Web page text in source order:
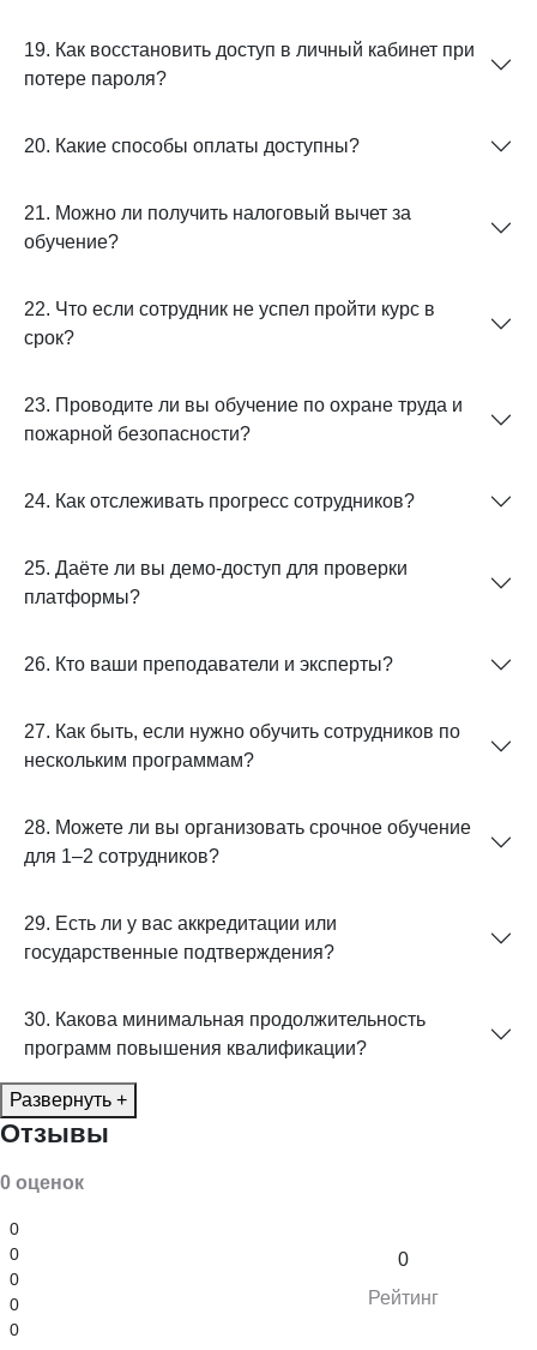
19. Как восстановить доступ в личный кабинет при
потере пароля?
20. Какие способы оплаты доступны?
21. Можно ли получить налоговый вычет за
обучение?
22. Что если сотрудник не успел пройти курс в
срок?
23. Проводите ли вы обучение по охране труда и
пожарной безопасности?
24. Как отслеживать прогресс сотрудников?
25. Даёте ли вы демо-доступ для проверки
платформы?
26. Кто ваши преподаватели и эксперты?
27. Как быть, если нужно обучить сотрудников по
нескольким программам?
28. Можете ли вы организовать срочное обучение
для 1–2 сотрудников?
29. Есть ли у вас аккредитации или
государственные подтверждения?
30. Какова минимальная продолжительность
программ повышения квалификации?
Развернуть +
Отзывы
0 оценок
0
0
0
0
0
0
Рейтинг